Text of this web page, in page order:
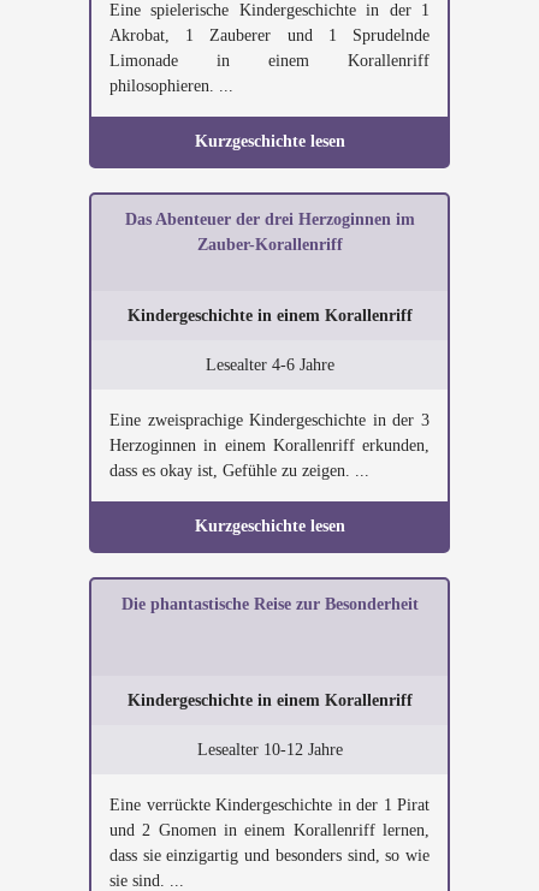
Eine spielerische Kindergeschichte in der 1
Akrobat, 1 Zauberer und 1 Sprudelnde
Limonade in einem Korallenriff
philosophieren. ...
Kurzgeschichte lesen
Das Abenteuer der drei Herzoginnen im
Zauber-Korallenriff
Kindergeschichte in einem Korallenriff
Lesealter 4-6 Jahre
Eine zweisprachige Kindergeschichte in der 3
Herzoginnen in einem Korallenriff erkunden,
dass es okay ist, Gefühle zu zeigen. ...
Kurzgeschichte lesen
Die phantastische Reise zur Besonderheit
Kindergeschichte in einem Korallenriff
Lesealter 10-12 Jahre
Eine verrückte Kindergeschichte in der 1 Pirat
und 2 Gnomen in einem Korallenriff lernen,
dass sie einzigartig und besonders sind, so wie
sie sind. ...